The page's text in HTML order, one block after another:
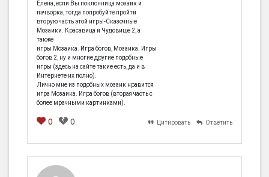
Елена, если Вы поклонница мозаик и
пэчворка, тогда попробуйте пройти
вторую часть этой игры-Сказочные
Мозаики. Красавица и Чудовище 2, а
также
игры Мозаика. Игра богов, Мозаика. Игры
богов 2, ну и многие другие подобные
игры (здесь на сайте такие есть, да и в
Интернете их полно).
Лично мне из подобных мозаик нравится
игра Мозаика. Игра богов (вторая часть с
более мрачными картинками).
0 0 Цитировать Ответить